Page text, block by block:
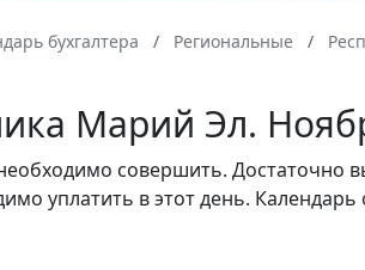
бухгалтера Региональные
Марий Эл.
совершить. Достаточно
уплатить в этот день.